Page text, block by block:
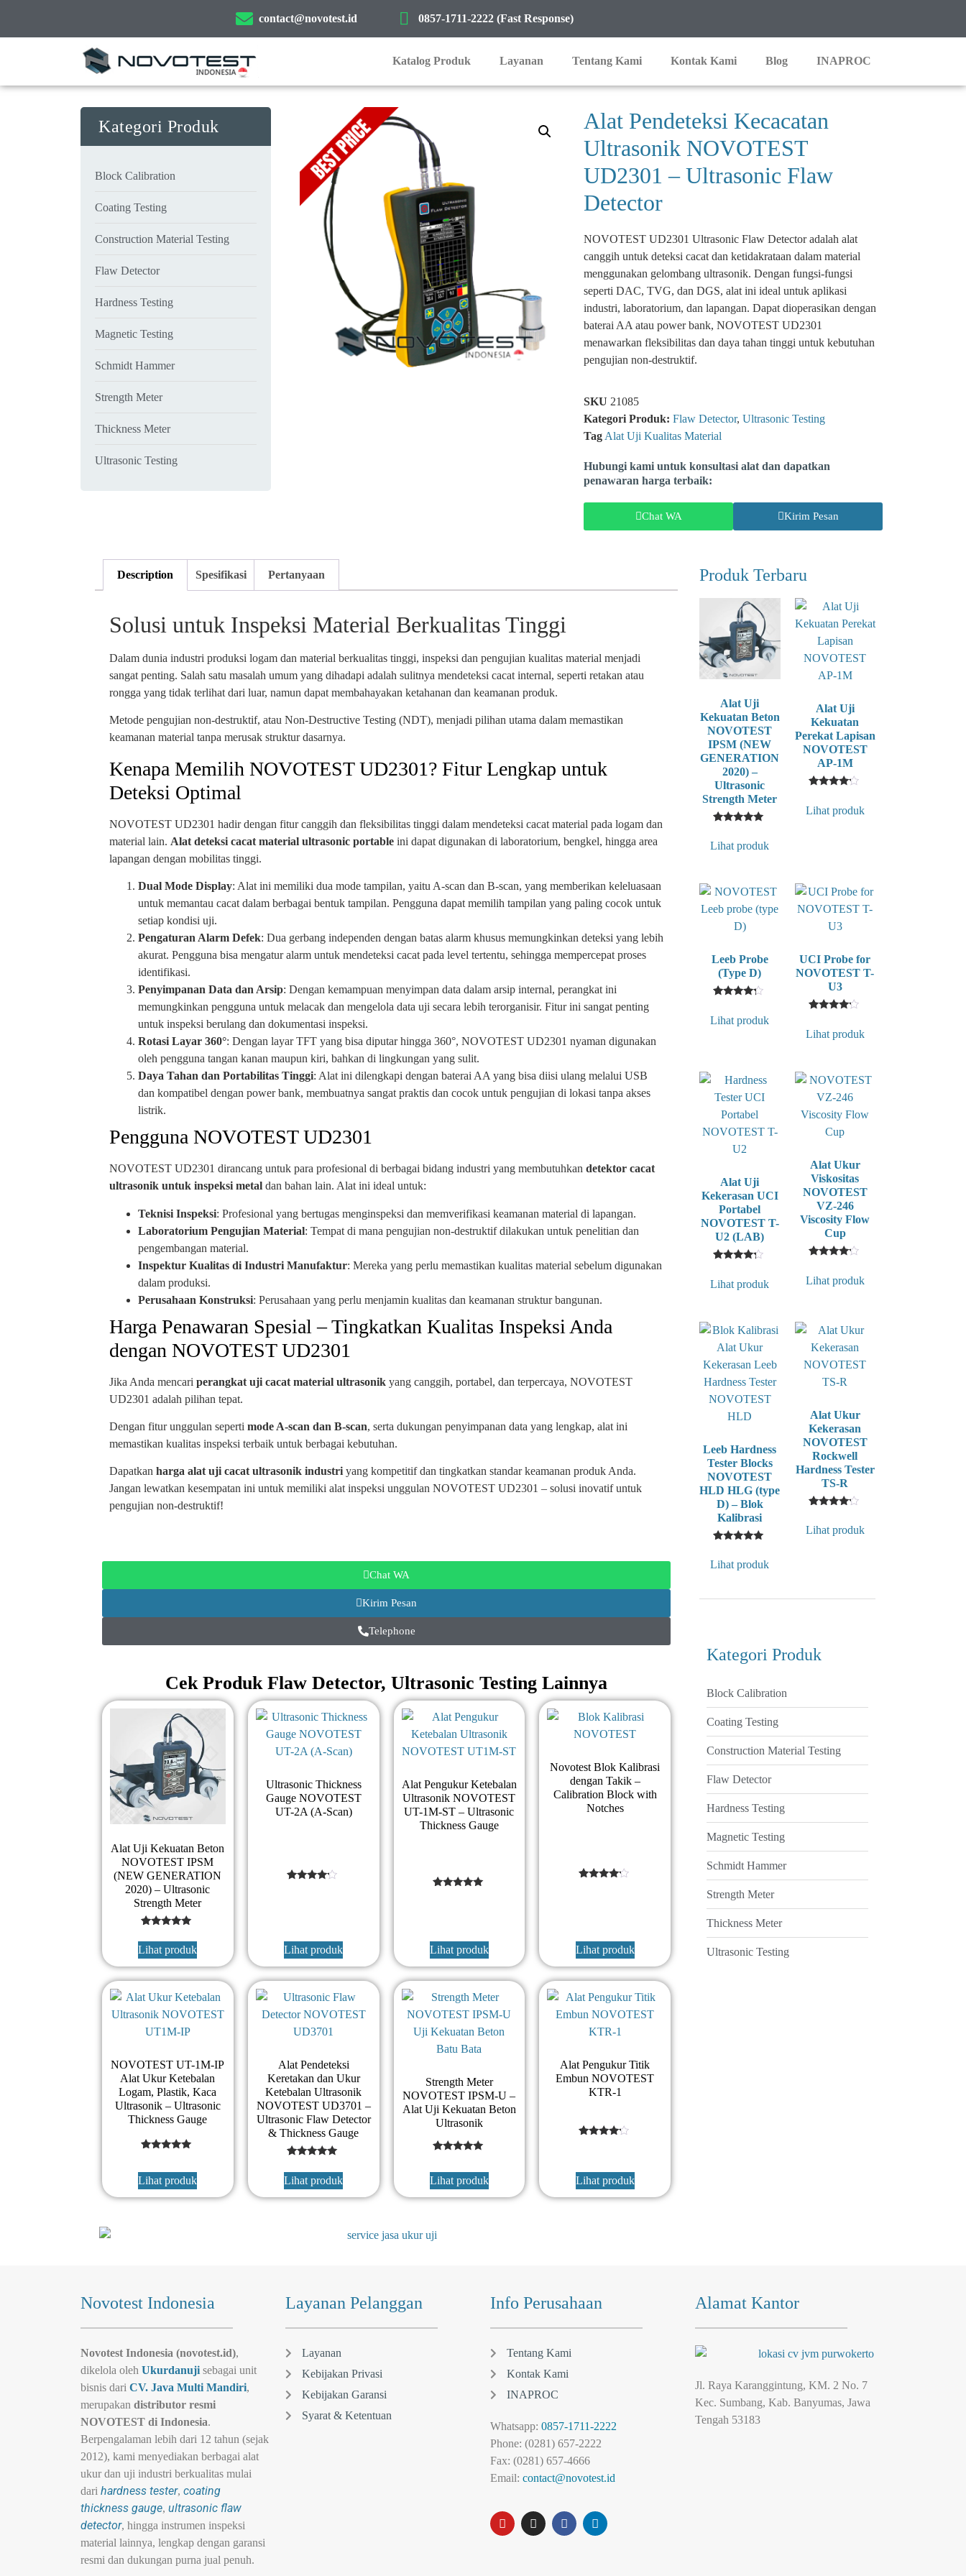
contact@novotest.id 0857-1711-2222 (Fast Response)
Katalog Produk Layanan Tentang Kami Kontak Kami Blog INAPROC
Kategori Produk
Block Calibration
Coating Testing
Construction Material Testing
Flaw Detector
Hardness Testing
Magnetic Testing
Schmidt Hammer
Strength Meter
Thickness Meter
Ultrasonic Testing
Alat Pendeteksi Kecacatan
Ultrasonik NOVOTEST
UD2301 – Ultrasonic Flaw
Detector
NOVOTEST UD2301 Ultrasonic Flaw Detector adalah alat
canggih untuk deteksi cacat dan ketidakrataan dalam material
menggunakan gelombang ultrasonik. Dengan fungsi-fungsi
seperti DAC, TVG, dan DGS, alat ini ideal untuk aplikasi
industri, laboratorium, dan lapangan. Dapat dioperasikan dengan
baterai AA atau power bank, NOVOTEST UD2301
menawarkan fleksibilitas dan daya tahan tinggi untuk kebutuhan
pengujian non-destruktif.
SKU 21085
Kategori Produk: Flaw Detector, Ultrasonic Testing
Tag Alat Uji Kualitas Material
Hubungi kami untuk konsultasi alat dan dapatkan
penawaran harga terbaik:
Chat WA Kirim Pesan
Description Spesifikasi Pertanyaan
Solusi untuk Inspeksi Material Berkualitas Tinggi
Dalam dunia industri produksi logam dan material berkualitas tinggi, inspeksi dan pengujian kualitas material menjadi
sangat penting. Salah satu masalah umum yang dihadapi adalah sulitnya mendeteksi cacat internal, seperti retakan atau
rongga yang tidak terlihat dari luar, namun dapat membahayakan ketahanan dan keamanan produk.
Metode pengujian non-destruktif, atau Non-Destructive Testing (NDT), menjadi pilihan utama dalam memastikan
keamanan material tanpa merusak struktur dasarnya.
Kenapa Memilih NOVOTEST UD2301? Fitur Lengkap untuk
Deteksi Optimal
NOVOTEST UD2301 hadir dengan fitur canggih dan fleksibilitas tinggi dalam mendeteksi cacat material pada logam dan
material lain. Alat deteksi cacat material ultrasonic portable ini dapat digunakan di laboratorium, bengkel, hingga area
lapangan dengan mobilitas tinggi.
Dual Mode Display: Alat ini memiliki dua mode tampilan, yaitu A-scan dan B-scan, yang memberikan keleluasaan
untuk memantau cacat dalam berbagai bentuk tampilan. Pengguna dapat memilih tampilan yang paling cocok untuk
setiap kondisi uji.
Pengaturan Alarm Defek: Dua gerbang independen dengan batas alarm khusus memungkinkan deteksi yang lebih
akurat. Pengguna bisa mengatur alarm untuk mendeteksi cacat pada level tertentu, sehingga mempercepat proses
identifikasi.
Penyimpanan Data dan Arsip: Dengan kemampuan menyimpan data dalam arsip internal, perangkat ini
memungkinkan pengguna untuk melacak dan mengelola data uji secara lebih terorganisir. Fitur ini sangat penting
untuk inspeksi berulang dan dokumentasi inspeksi.
Rotasi Layar 360°: Dengan layar TFT yang bisa diputar hingga 360°, NOVOTEST UD2301 nyaman digunakan
oleh pengguna tangan kanan maupun kiri, bahkan di lingkungan yang sulit.
Daya Tahan dan Portabilitas Tinggi: Alat ini dilengkapi dengan baterai AA yang bisa diisi ulang melalui USB
dan kompatibel dengan power bank, membuatnya sangat praktis dan cocok untuk pengujian di lokasi tanpa akses
listrik.
Pengguna NOVOTEST UD2301
NOVOTEST UD2301 dirancang untuk para profesional di berbagai bidang industri yang membutuhkan detektor cacat
ultrasonik untuk inspeksi metal dan bahan lain. Alat ini ideal untuk:
Teknisi Inspeksi: Profesional yang bertugas menginspeksi dan memverifikasi keamanan material di lapangan.
Laboratorium Pengujian Material: Tempat di mana pengujian non-destruktif dilakukan untuk penelitian dan
pengembangan material.
Inspektur Kualitas di Industri Manufaktur: Mereka yang perlu memastikan kualitas material sebelum digunakan
dalam produksi.
Perusahaan Konstruksi: Perusahaan yang perlu menjamin kualitas dan keamanan struktur bangunan.
Harga Penawaran Spesial – Tingkatkan Kualitas Inspeksi Anda
dengan NOVOTEST UD2301
Jika Anda mencari perangkat uji cacat material ultrasonik yang canggih, portabel, dan terpercaya, NOVOTEST
UD2301 adalah pilihan tepat.
Dengan fitur unggulan seperti mode A-scan dan B-scan, serta dukungan penyimpanan data yang lengkap, alat ini
memastikan kualitas inspeksi terbaik untuk berbagai kebutuhan.
Dapatkan harga alat uji cacat ultrasonik industri yang kompetitif dan tingkatkan standar keamanan produk Anda.
Jangan lewatkan kesempatan ini untuk memiliki alat inspeksi unggulan NOVOTEST UD2301 – solusi inovatif untuk
pengujian non-destruktif!
Chat WA
Kirim Pesan
Telephone
Cek ProdukFlaw Detector,Ultrasonic Testing Lainnya
Alat Uji Kekuatan Beton
NOVOTEST IPSM
(NEW GENERATION
2020) – Ultrasonic
Strength Meter
5
out of 5
customer
rating
Lihat produk
Ultrasonic Thickness
Gauge NOVOTEST
UT-2A (A-Scan)
rating
Lihat produk
Alat Pengukur Ketebalan
Ultrasonik NOVOTEST
UT-1M-ST – Ultrasonic
Thickness Gauge
rating
Lihat produk
Novotest Blok Kalibrasi
dengan Takik –
Calibration Block with
Notches
rating
Lihat produk
NOVOTEST UT-1M-IP
Alat Ukur Ketebalan
Logam, Plastik, Kaca
Ultrasonik – Ultrasonic
Thickness Gauge
out of 5
based on
customer
Lihat produk
Alat Pendeteksi
Keretakan dan Ukur
Ketebalan Ultrasonik
NOVOTEST UD3701 –
Ultrasonic Flaw Detector
& Thickness Gauge
5
out of 5
based on
customer
Lihat produk
Strength Meter
NOVOTEST IPSM-U –
Alat Uji Kekuatan Beton
Ultrasonik
out of 5
based on
customer
Lihat produk
Alat Pengukur Titik
Embun NOVOTEST
KTR-1
based
on
customer
rating
Lihat produk
Produk Terbaru
Alat Uji
Kekuatan Beton
NOVOTEST
IPSM (NEW
GENERATION
2020) –
Ultrasonic
Strength Meter
out of 5
Lihat produk
Alat Uji
Kekuatan
Perekat Lapisan
NOVOTEST
AP-1M
out of 5
Lihat produk
Leeb Probe
(Type D)
out of 5
Lihat produk
UCI Probe for
NOVOTEST T-
U3
out of 5
rating
Lihat produk
Alat Uji
Kekerasan UCI
Portabel
NOVOTEST T-
U2 (LAB)
out of 5
rating
Lihat produk
Alat Ukur
Viskositas
NOVOTEST
VZ-246
Viscosity Flow
Cup
out of 5
Lihat produk
Leeb Hardness
Tester Blocks
NOVOTEST
HLD HLG (type
D) – Blok
Kalibrasi
out of 5
Lihat produk
Alat Ukur
Kekerasan
NOVOTEST
Rockwell
Hardness Tester
TS-R
out of 5
Lihat produk
Kategori Produk
Block Calibration
Coating Testing
Construction Material Testing
Flaw Detector
Hardness Testing
Magnetic Testing
Schmidt Hammer
Strength Meter
Thickness Meter
Ultrasonic Testing
Novotest Indonesia
Novotest Indonesia (novotest.id),
dikelola oleh Ukurdanuji sebagai unit
bisnis dari CV. Java Multi Mandiri,
merupakan distributor resmi
NOVOTEST di Indonesia.
Berpengalaman lebih dari 12 tahun (sejak
2012), kami menyediakan berbagai alat
ukur dan uji industri berkualitas mulai
dari hardness tester, coating
thickness gauge, ultrasonic flaw
detector, hingga instrumen inspeksi
material lainnya, lengkap dengan garansi
resmi dan dukungan purna jual penuh.
Layanan Pelanggan
Layanan
Kebijakan Privasi
Kebijakan Garansi
Syarat & Ketentuan
Info Perusahaan
Tentang Kami
Kontak Kami
INAPROC
Whatsapp: 0857-1711-2222
Phone: (0281) 657-2222
Fax: (0281) 657-4666
Email: contact@novotest.id
Alamat Kantor
Jl. Raya Karanggintung, KM. 2 No. 7
Kec. Sumbang, Kab. Banyumas, Jawa
Tengah 53183